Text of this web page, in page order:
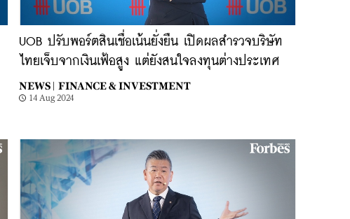
UOB ปรับพอร์ตสินเชื่อเน้นยั่งยืน เปิดผลสำรวจบริษัท
ไทยเจ็บจากเงินเฟ้อสูง แต่ยังสนใจลงทุนต่างประเทศ
NEWS | FINANCE & INVESTMENT
14 Aug 2024